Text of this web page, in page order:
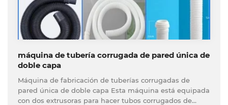
máquina de tubería corrugada de pared única de
doble capa
Máquina de fabricación de tuberías corrugadas de
pared única de doble capa Esta máquina está equipada
con dos extrusoras para hacer tubos corrugados de